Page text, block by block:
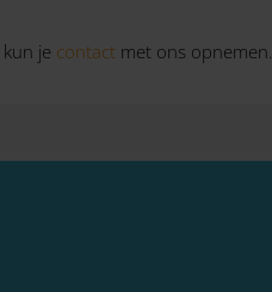
je contact met ons opnemen.